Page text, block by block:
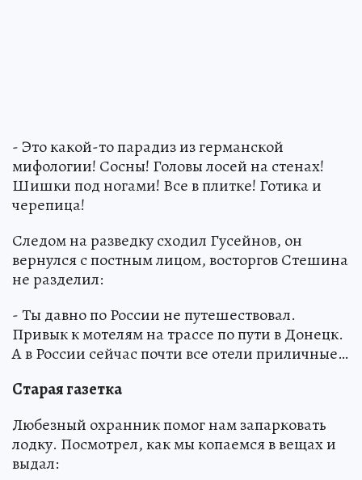
- Это какой-то парадиз из германской
мифологии! Сосны! Головы лосей на стенах!
Шишки под ногами! Все в плитке! Готика и
черепица!
Следом на разведку сходил Гусейнов, он
вернулся с постным лицом, восторгов Стешина
не разделил:
- Ты давно по России не путешествовал.
Привык к мотелям на трассе по пути в Донецк.
А в России сейчас почти все отели приличные…
Старая газетка
Любезный охранник помог нам запарковать
лодку. Посмотрел, как мы копаемся в вещах и
выдал: